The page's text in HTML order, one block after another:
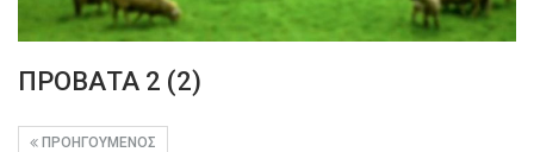
ΠΡΟΒΑΤΑ 2 (2)
ΠΡΟΗΓΟΎΜΕΝΟΣ